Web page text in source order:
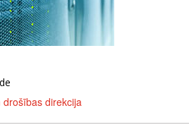
direkcija